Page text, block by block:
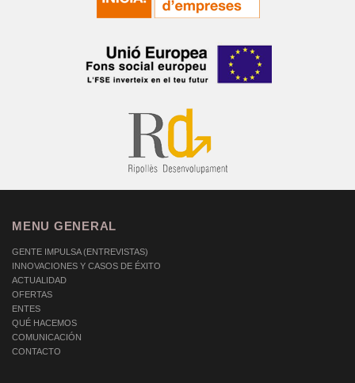
MENU GENERAL
GENTE IMPULSA (ENTREVISTAS)
INNOVACIONES Y CASOS DE ÉXITO
ACTUALIDAD
OFERTAS
ENTES
QUÉ HACEMOS
COMUNICACIÓN
CONTACTO